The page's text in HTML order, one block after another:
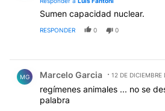
Sumen capacidad nuclear.
RESPONDER 0 0
MG Marcelo Garcia 12 DE DICIEMBRE
regímenes animales ... no se
palabra